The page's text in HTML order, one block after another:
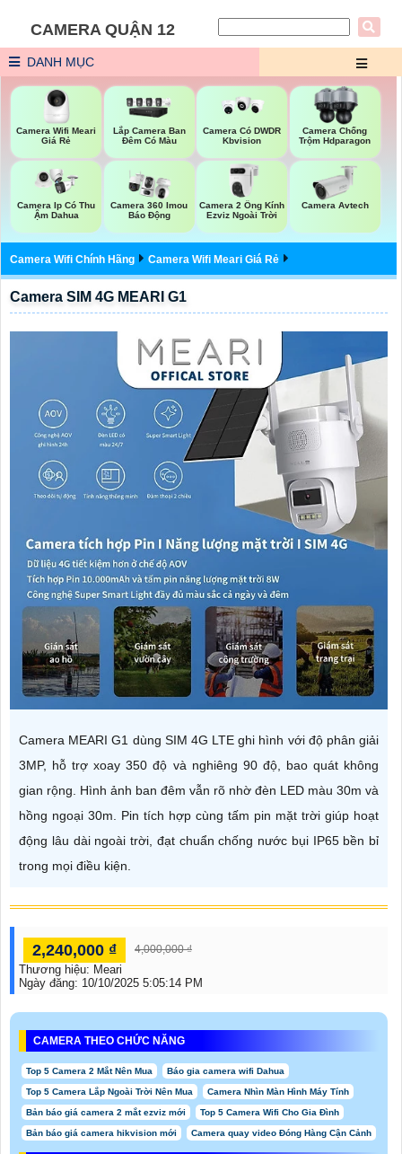
CAMERA QUẬN 12
DANH MỤC
Camera Wifi Meari
Giá Rẻ
Lắp Camera Ban
Đêm Có Màu
Camera Có DWDR
Kbvision
Camera Chống
Trộm Hdparagon
Camera Ip Có Thu
Ậm Dahua
Camera 360 Imou
Báo Động
Camera 2 Ống Kính
Ezviz Ngoài Trời
Camera Avtech
Camera Wifi Chính Hãng Camera Wifi Meari Giá Rẻ
Camera SIM 4G MEARI G1
Camera MEARI G1 dùng SIM 4G LTE ghi hình với độ phân giải
3MP, hỗ trợ xoay 350 độ và nghiêng 90 độ, bao quát không
gian rộng. Hình ảnh ban đêm vẫn rõ nhờ đèn LED màu 30m và
hồng ngoại 30m. Pin tích hợp cùng tấm pin mặt trời giúp hoạt
động lâu dài ngoài trời, đạt chuẩn chống nước bụi IP65 bền bỉ
trong mọi điều kiện.
2,240,000 ₫ 4,000,000 ₫
Thương hiệu: Meari
Ngày đăng: 10/10/2025 5:05:14 PM
CAMERA THEO CHỨC NĂNG
Top 5 Camera 2 Mắt Nên Mua Báo gia camera wifi Dahua
Top 5 Camera Lắp Ngoài Trời Nên Mua Camera Nhìn Màn Hình Máy Tính
Bản báo giá camera 2 mắt ezviz mới Top 5 Camera Wifi Cho Gia Đình
Bản báo giá camera hikvision mới Camera quay video Đóng Hàng Cận Cảnh